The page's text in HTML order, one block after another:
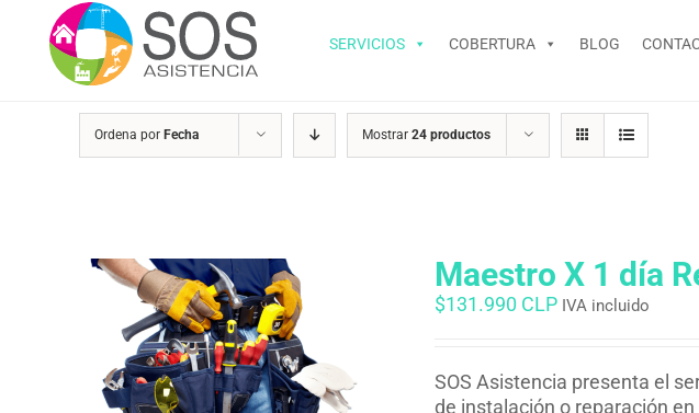
contenido
SERVICIOS COBERTURA BLOG
Ordena por Fecha Mostrar 24 productos
Maestro X 1 día
$131.990 CLP IVA incluido
SOS Asistencia presenta el
de instalación o reparación